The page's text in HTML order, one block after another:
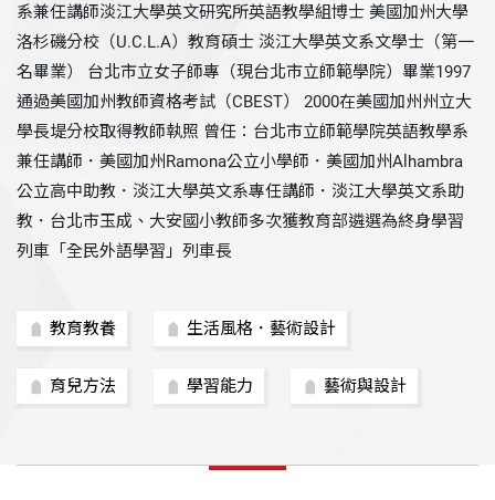
系兼任講師淡江大學英文研究所英語教學組博士 美國加州大學
洛杉磯分校（U.C.L.A）教育碩士 淡江大學英文系文學士（第一
名畢業） 台北市立女子師專（現台北市立師範學院）畢業1997
通過美國加州教師資格考試（CBEST） 2000在美國加州州立大
學長堤分校取得教師執照 曾任：台北市立師範學院英語教學系
兼任講師．美國加州Ramona公立小學師．美國加州Alhambra
公立高中助教．淡江大學英文系專任講師．淡江大學英文系助
教．台北市玉成、大安國小教師多次獲教育部遴選為終身學習
列車「全民外語學習」列車長
教育教養 生活風格．藝術設計
育兒方法 學習能力 藝術與設計